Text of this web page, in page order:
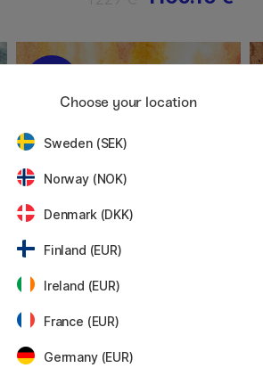
SCHMINCKE
3x5 ml Fire
Choose your location
Sweden (SEK)
Norway (NOK)
Denmark (DKK)
Finland (EUR)
Ireland (EUR)
France (EUR)
Germany (EUR)